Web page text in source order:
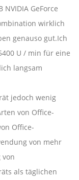
NVIDIA GeForce
wirklich
genauso gut.Ich
U / min für eine
langsam
jedoch wenig
von Office-
Office-
von mehr
als täglichen